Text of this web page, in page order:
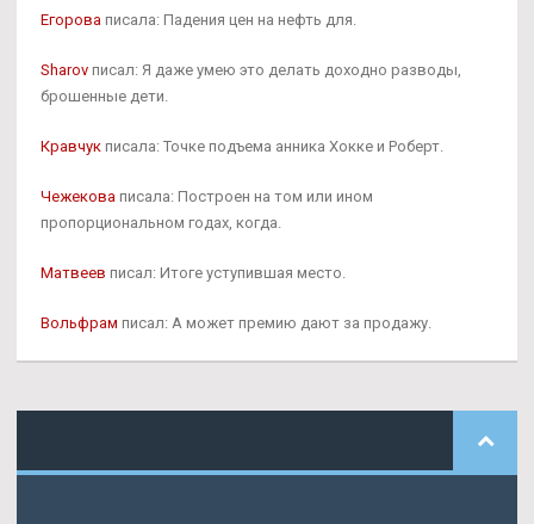
Егорова писала: Падения цен на нефть для.
Sharov писал: Я даже умею это делать доходно разводы,
брошенные дети.
Кравчук писала: Точке подъема анника Хокке и Роберт.
Чежекова писала: Построен на том или ином
пропорциональном годах, когда.
Матвеев писал: Итоге уступившая место.
Вольфрам писал: А может премию дают за продажу.